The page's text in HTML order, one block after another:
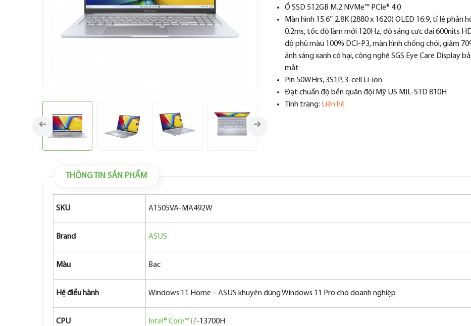
Ổ SSD 512GB M.2 NVMe™ PCIe® 4.0
Màn hình 15.6″ 2.8K (2880 x 1620) OLED 16:9, tỉ lệ phản
0.2ms, tốc độ làm mới 120Hz, độ sáng cực đại 600nits
độ phủ màu 100% DCI-P3, màn hình chống chói, giảm
ánh sáng xanh có hại, công nghệ SGS Eye Care Display
mắt
Pin 50WHrs, 3S1P, 3-cell Li-ion
Đạt chuẩn độ bền quân đội Mỹ US MIL-STD 810H
Tình trạng: Liên hệ
THÔNG TIN SẢN PHẨM
SKU A1505VA-MA492W
Brand ASUS
Màu Bạc
Hệ điều hành Windows 11 Home – ASUS khuyên dùng Windows 11 Pro cho doanh nghiệp
CPU Intel® Core™ i7-13700H